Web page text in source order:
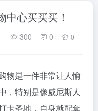
心买买买！
300 0 0
物是一件非常让人愉
，特别是像威尼斯人
卡圣地，自身就配套